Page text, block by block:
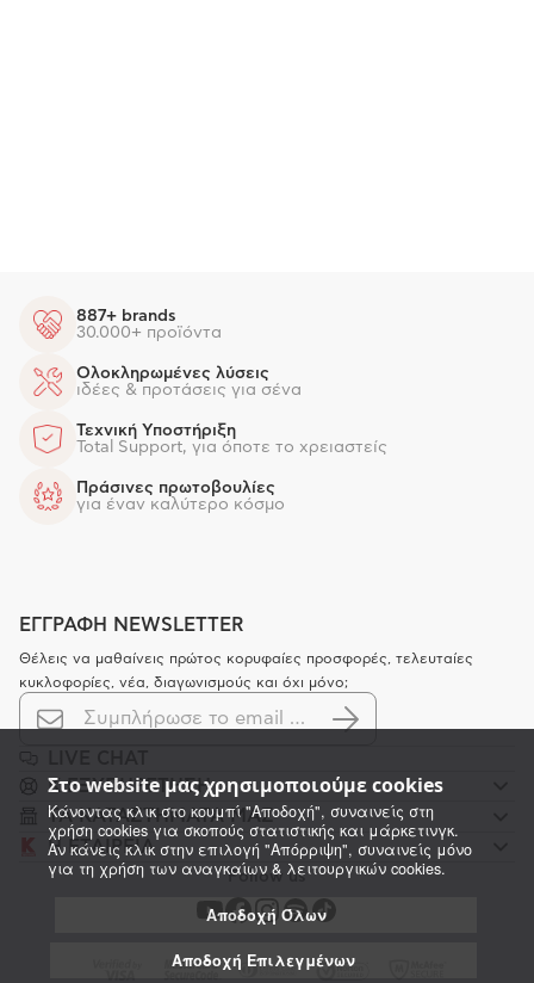
Στο website μας χρησιμοποιούμε cookies
Κάνοντας κλικ στο κουμπί "Αποδοχή", συναινείς στη
χρήση cookies για σκοπούς στατιστικής και μάρκετινγκ.
Αν κάνεις κλικ στην επιλογή "Απόρριψη", συναινείς μόνο
για τη χρήση των αναγκαίων & λειτουργικών cookies.
Αποδοχή Όλων
Αποδοχή Επιλεγμένων
887+ brands
30.000+ προϊόντα
Ολοκληρωμένες λύσεις
ιδέες & προτάσεις για σένα
Τεχνική Υποστήριξη
Total Support, για όποτε το χρειαστείς
Πράσινες πρωτοβουλίες
για έναν καλύτερο κόσμο
ΕΓΓΡΑΦΗ NEWSLETTER
Θέλεις να μαθαίνεις πρώτος κορυφαίες προσφορές, τελευταίες
κυκλοφορίες, νέα, διαγωνισμούς και όχι μόνο;
K ΕΞΥΠΗΡΕΤΗΣΗ
ΤΑ ΚΑΤΑΣΤΗΜΑΤΑ ΜΑΣ
Η ΕΤΑΙΡΕΙΑ
Follow us